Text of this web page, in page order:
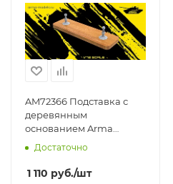
AM72366 Подставка с
деревянным
основанием Arma
Models
Достаточно
1 110 руб./шт